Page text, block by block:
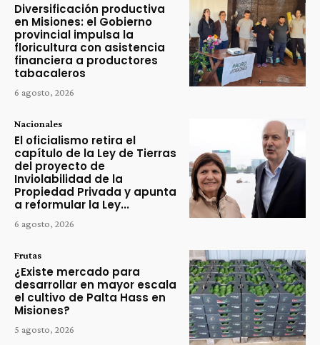
Diversificación productiva
en Misiones: el Gobierno
provincial impulsa la
floricultura con asistencia
financiera a productores
tabacaleros
6 agosto, 2026
Nacionales
El oficialismo retira el
capítulo de la Ley de Tierras
del proyecto de
Inviolabilidad de la
Propiedad Privada y apunta
a reformular la Ley...
6 agosto, 2026
Frutas
¿Existe mercado para
desarrollar en mayor escala
el cultivo de Palta Hass en
Misiones?
5 agosto, 2026